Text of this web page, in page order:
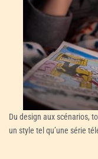
Du design aux scénarios,
un style tel qu’une série